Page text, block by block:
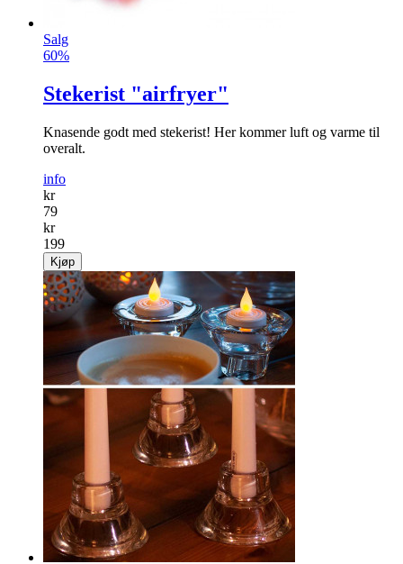
Salg
60%
Stekerist "airfryer"
Knasende godt med stekerist! Her kommer luft og varme til
overalt.
info
kr
79
kr
199
Kjøp